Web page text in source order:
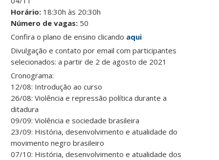
Horário: 18:30h às 20:30h
Número de vagas: 50
Confira o plano de ensino clicando aqui
Divulgação e contato por email com participantes
selecionados: a partir de 2 de agosto de 2021
Cronograma:
12/08: Introdução ao curso
26/08: Violência e repressão política durante a
ditadura
09/09: Violência e sociedade brasileira
23/09: História, desenvolvimento e atualidade do
movimento negro brasileiro
07/10: História, desenvolvimento e atualidade dos